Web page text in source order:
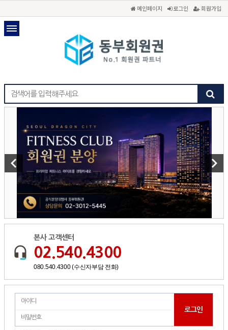
메인페이지 로그인 회원가입
keyboard_arrow_left keyboard_arrow_right
본사 고객센터
02.540.4300
080.540.4300 (수신자부담 전화)